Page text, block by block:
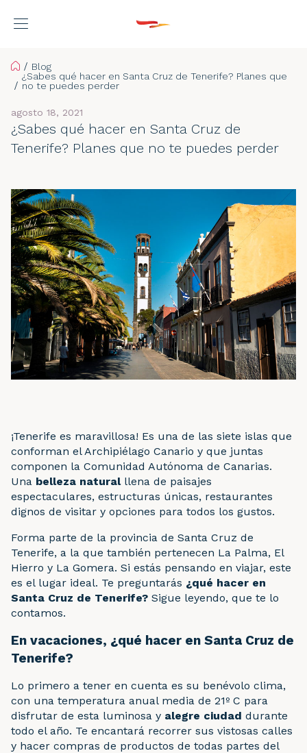
Home
Blog
¿Sabes qué hacer en Santa Cruz de Tenerife? Planes que
no te puedes perder
¿Sabes qué hacer en Santa Cruz de
Tenerife? Planes que no te puedes perder
agosto 18, 2021
¡Tenerife es maravillosa! Es una de las siete islas que
conforman el Archipiélago Canario y que juntas
componen la Comunidad Autónoma de Canarias.
Una belleza natural llena de paisajes
espectaculares, estructuras únicas, restaurantes
dignos de visitar y opciones para todos los gustos.
Forma parte de la provincia de Santa Cruz de
Tenerife, a la que también pertenecen La Palma, El
Hierro y La Gomera. Si estás pensando en viajar, este
es el lugar ideal. Te preguntarás ¿qué hacer en
Santa Cruz de Tenerife? Sigue leyendo, que te lo
contamos.
En vacaciones, ¿qué hacer en Santa Cruz de
Tenerife?
Lo primero a tener en cuenta es su benévolo clima,
con una temperatura anual media de 21º C para
disfrutar de esta luminosa y alegre ciudad durante
todo el año. Te encantará recorrer sus vistosas calles
y hacer compras de productos de todas partes del